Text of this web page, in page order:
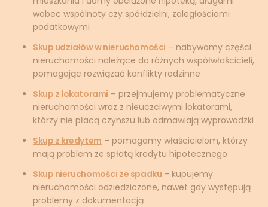
wobec wspólnoty czy spółdzielni, zaległościami
podatkowymi
Skup udziałów w nieruchomości – nabywamy części
nieruchomości należące do różnych współwłaścicieli,
pomagając rozwiązać konflikty rodzinne
Skup z lokatorami – przejmujemy problematyczne
nieruchomości wraz z nieuczciwymi lokatorami,
którzy nie płacą czynszu lub odmawiają wyprowadzki
Skup z kredytem – pomagamy właścicielom, którzy
mają problem ze spłatą kredytu hipotecznego
Skup nieruchomości ze spadku – kupujemy
nieruchomości odziedziczone, nawet gdy występują
problemy z dokumentacją